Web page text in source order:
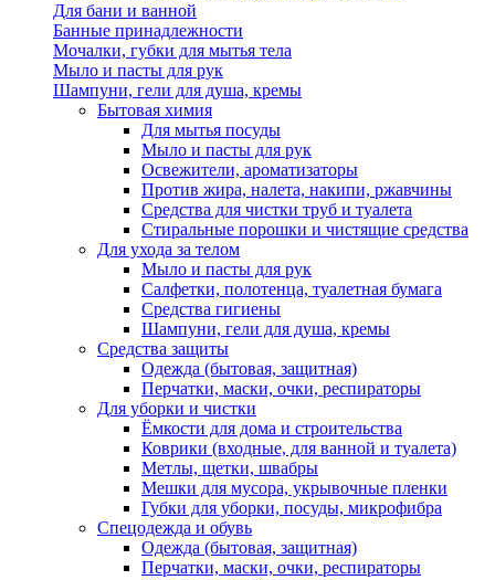
Для бани и ванной
Банные принадлежности
Мочалки, губки для мытья тела
Мыло и пасты для рук
Шампуни, гели для душа, кремы
Бытовая химия
Для мытья посуды
Мыло и пасты для рук
Освежители, ароматизаторы
Против жира, налета, накипи, ржавчины
Средства для чистки труб и туалета
Стиральные порошки и чистящие средства
Для ухода за телом
Мыло и пасты для рук
Салфетки, полотенца, туалетная бумага
Средства гигиены
Шампуни, гели для душа, кремы
Средства защиты
Одежда (бытовая, защитная)
Перчатки, маски, очки, респираторы
Для уборки и чистки
Ёмкости для дома и строительства
Коврики (входные, для ванной и туалета)
Метлы, щетки, швабры
Мешки для мусора, укрывочные пленки
Губки для уборки, посуды, микрофибра
Спецодежда и обувь
Одежда (бытовая, защитная)
Перчатки, маски, очки, респираторы